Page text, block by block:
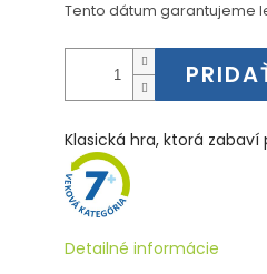
Tento dátum garantujeme
Klasická hra, ktorá
Detailné informácie